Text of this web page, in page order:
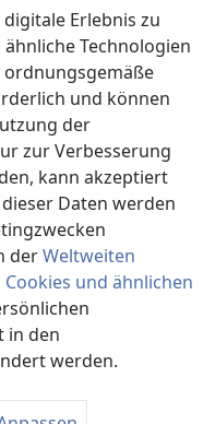
Erlebnis zu
Technologien
ordnungsgemäße
und können
der
zur Verbesserung
kann akzeptiert
Daten werden
derWeltweiten
und ähnlichen
in den
werden.
Society of Pennsylvania.